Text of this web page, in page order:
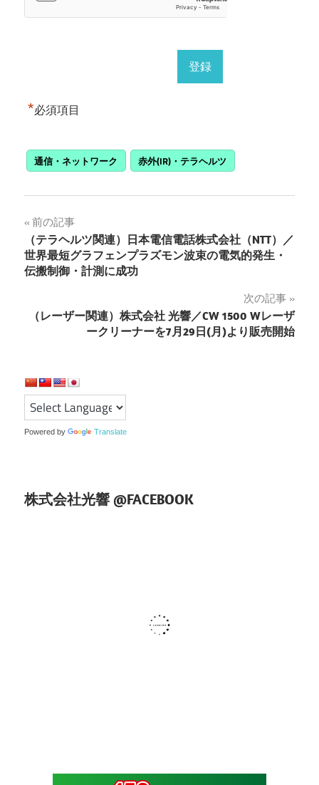
*必須項目
通信・ネットワーク 赤外(IR)・テラヘルツ
投
稿
ナ
ビ
シ
ョ
前の記事
（テラヘルツ関連）日本電信電話株式会社（NTT）／
世界最短グラフェンプラズモン波束の電気的発生・
伝搬制御・計測に成功
次の記事
（レーザー関連）株式会社 光響／CW 1500 Wレーザ
ークリーナーを7月29日(月)より販売開始
Powered by Translate
株式会社光響 @FACEBOOK